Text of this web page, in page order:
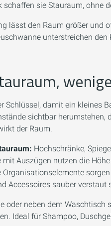
sie Stauraum, ohne
lässt den Raum größer und
unterstreichen den
Schlüssel, damit ein kleines
sichtbar herumstehen,
der Raum.
Hochschränke,
mit Auszügen nutzen die
Organisationselemente
Accessoires sauber verstaut
oder neben dem Waschtisch
Ideal für Shampoo,